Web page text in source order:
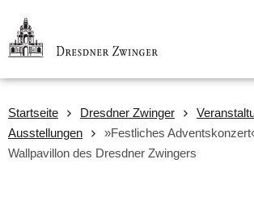
Startseite Dresdner Zwinger
Ausstellungen
»Festliches
Wallpavillon des Dresdner Zwingers